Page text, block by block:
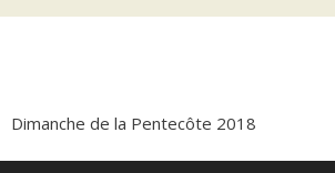
Dimanche de la Pentecôte 2018